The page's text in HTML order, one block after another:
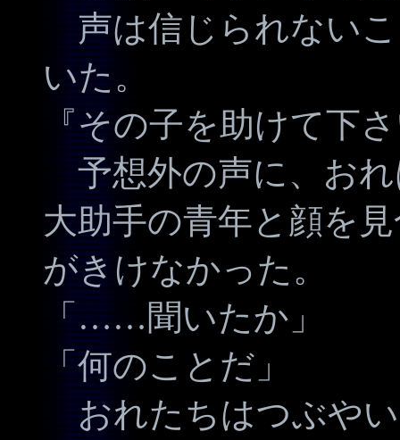
声は信じられない
いた。
『その子を助けて下
予想外の声に、お
大助手の青年と顔を
がきけなかった。
「……聞いたか」
「何のことだ」
おれたちはつぶや